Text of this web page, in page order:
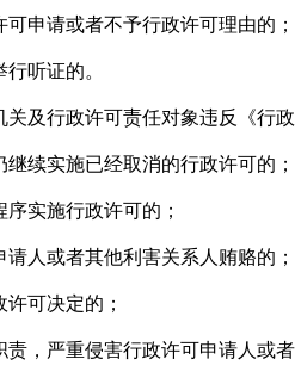
请或者不予行政许可理由的；
听证的。
行政许可责任对象违反《行政
实施已经取消的行政许可的；
实施行政许可的；
或者其他利害关系人贿赂的；
可决定的；
严重侵害行政许可申请人或者